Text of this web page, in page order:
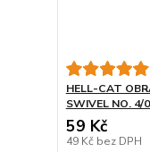
HELL-CAT
SWIVEL NO. 4/
59 Kč
49 Kč bez DPH